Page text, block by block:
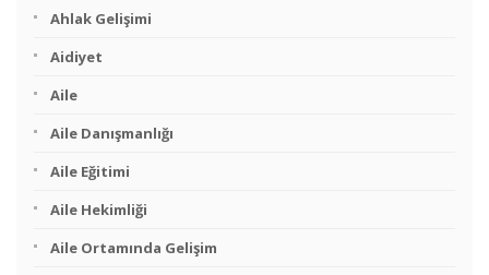
Ahlak Gelişimi
Aidiyet
Aile
Aile Danışmanlığı
Aile Eğitimi
Aile Hekimliği
Aile Ortamında Gelişim